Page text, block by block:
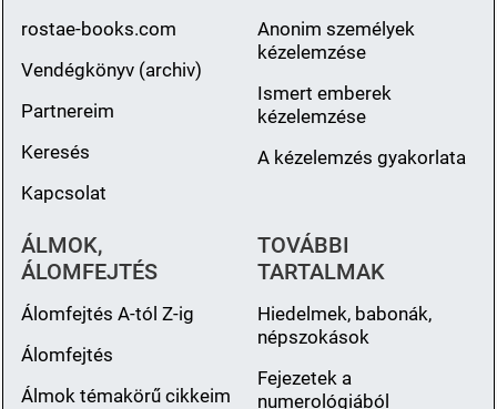
rostae-books.com
Vendégkönyv (archiv)
Partnereim
Keresés
Kapcsolat
Anonim személyek
kézelemzése
Ismert emberek
kézelemzése
A kézelemzés gyakorlata
ÁLMOK,
ÁLOMFEJTÉS
Álomfejtés A-tól Z-ig
Álomfejtés
Álmok témakörű cikkeim
TOVÁBBI
TARTALMAK
Hiedelmek, babonák,
népszokások
Fejezetek a
numerológiából